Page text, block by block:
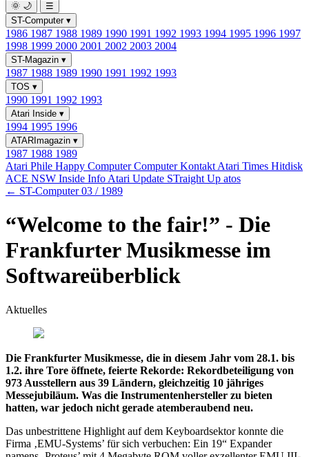
🌞 🌙
☰
ST-Computer ▾
1986 1987 1988 1989 1990 1991 1992 1993 1994 1995 1996 1997
1998 1999 2000 2001 2002 2003 2004
ST-Magazin ▾
1987 1988 1989 1990 1991 1992 1993
TOS ▾
1990 1991 1992 1993
Atari Inside ▾
1994 1995 1996
ATARImagazin ▾
1987 1988 1989
Atari Phile Happy ComputerComputer Kontakt Atari Times Hitdisk
ACE NSW Inside Info Atari Update STraight Up atos
← ST-Computer 03 / 1989
“Welcome to the fair!” - Die
Frankfurter Musikmesse im
Softwareüberblick
Aktuelles
Die Frankfurter Musikmesse, die in diesem Jahr vom 28.1. bis
1.2. ihre Tore öffnete, feierte Rekorde: Rekordbeteiligung von
973 Ausstellern aus 39 Ländern, gleichzeitig 10 jähriges
Messejubiläum. Was die Instrumentenhersteller zu bieten
hatten, war jedoch nicht gerade atemberaubend neu.
Das unbestrittene Highlight auf dem Keyboardsektor konnte die
Firma ‚EMU-Systems’ für sich verbuchen: Ein 19“ Expander